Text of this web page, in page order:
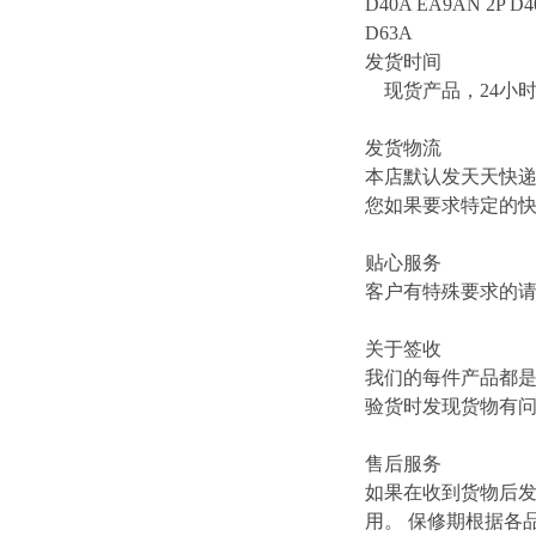
D40A EA9AN 2P
D63A
发货时间
现货产品，24小
发货物流
本店默认发天天快
您如果要求特定的
贴心服务
客户有特殊要求的
关于签收
我们的每件产品都
验货时发现货物有
售后服务
如果在收到货物后
用。 保修期根据各